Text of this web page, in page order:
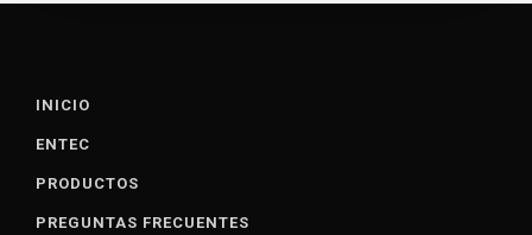
INICIO
ENTEC
PRODUCTOS
PREGUNTAS FRECUENTES